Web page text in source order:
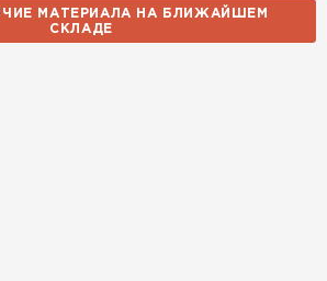
МАТЕРИАЛА НА БЛИЖАЙШЕМ
СКЛАДЕ